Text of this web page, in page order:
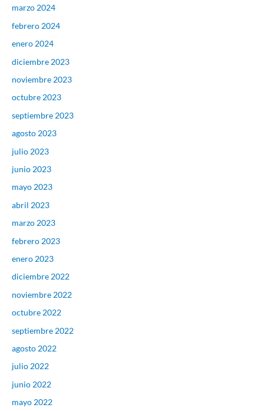
marzo 2024
febrero 2024
enero 2024
diciembre 2023
noviembre 2023
octubre 2023
septiembre 2023
agosto 2023
julio 2023
junio 2023
mayo 2023
abril 2023
marzo 2023
febrero 2023
enero 2023
diciembre 2022
noviembre 2022
octubre 2022
septiembre 2022
agosto 2022
julio 2022
junio 2022
mayo 2022